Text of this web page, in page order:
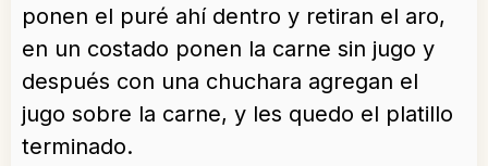
ponen el puré ahí dentro y retiran el aro,
en un costado ponen la carne sin jugo y
después con una chuchara agregan el
jugo sobre la carne, y les quedo el platillo
terminado.